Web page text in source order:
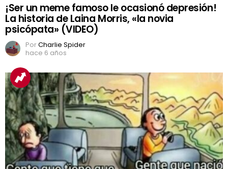
¡Ser un meme famoso le ocasionó depresión!
La historia de Laina Morris, «la novia
psicópata» (VIDEO)
PorCharlie Spider
hace 6 años